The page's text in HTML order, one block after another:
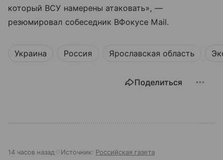
который ВСУ намерены атаковать», —
резюмировал собеседник ВФокусе Mail.
Украина Россия Ярославская область
Поделиться
14 часов назад Источник: Российская газета